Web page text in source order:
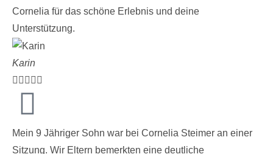
Cornelia für das schöne Erlebnis und deine
Unterstützung.
Karin
    
Mein 9 Jähriger Sohn war bei Cornelia Steimer an einer
Sitzung. Wir Eltern bemerkten eine deutliche